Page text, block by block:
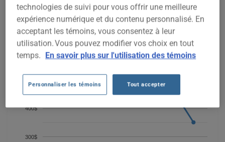
300$
400$
700$
technologies de suivi pour vous offrir une meilleure
expérience numérique et du contenu personnalisé. En
acceptant les témoins, vous consentez à leur
utilisation. Vous pouvez modifier vos choix en tout
temps. En savoir plus sur l'utilisation des témoins
Personnaliser les témoins Tout accepter